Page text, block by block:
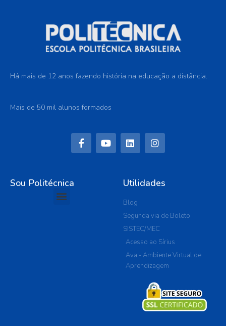
Há mais de 12 anos fazendo história na educação a distância.
Mais de 50 mil alunos formados
Sou Politécnica Utilidades
Blog
Segunda via de Boleto
SISTEC/MEC
Acesso ao Sírius
Ava - Ambiente Virtual de
Aprendizagem